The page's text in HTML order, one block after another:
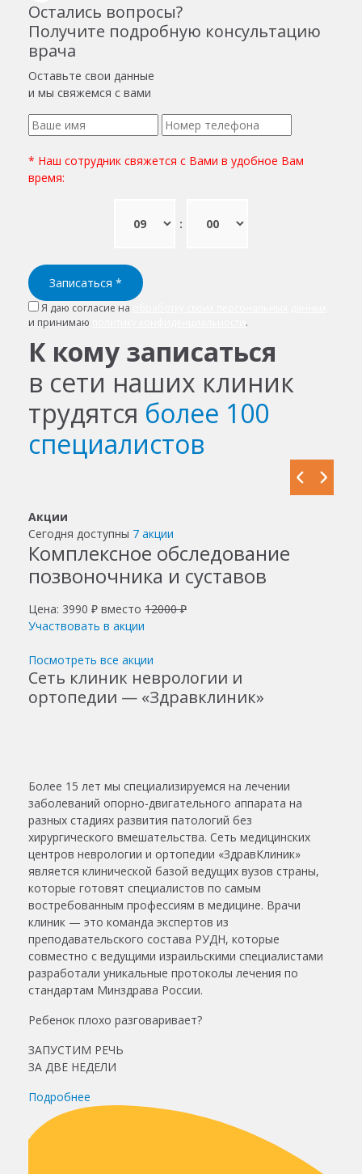
Остались вопросы?
Получите подробную консультацию
врача
Оставьте свои данные
и мы свяжемся с вами
* Наш сотрудник свяжется с Вами в удобное Вам
время:
:
Записаться *
Я даю согласие на
и принимаю
.
К кому записаться
в сети наших клиник
трудятся более 100
специалистов
Акции
Сегодня доступны 7 акции
Комплексное обследование
позвоночника и суставов
Цена: 3990 ₽ вместо 12000 ₽
Участвовать в акции
Посмотреть все акции
Сеть клиник неврологии и
ортопедии — «Здравклиник»
Более 15 лет мы специализируемся на лечении
заболеваний опорно-двигательного аппарата на
разных стадиях развития патологий без
хирургического вмешательства. Сеть медицинских
центров неврологии и ортопедии «ЗдравКлиник»
является клинической базой ведущих вузов страны,
которые готовят специалистов по самым
востребованным профессиям в медицине. Врачи
клиник — это команда экспертов из
преподавательского состава РУДН, которые
совместно с ведущими израильскими специалистами
разработали уникальные протоколы лечения по
стандартам Минздрава России.
Ребенок плохо разговаривает?
ЗАПУСТИМ РЕЧЬ
ЗА ДВЕ НЕДЕЛИ
Подробнее